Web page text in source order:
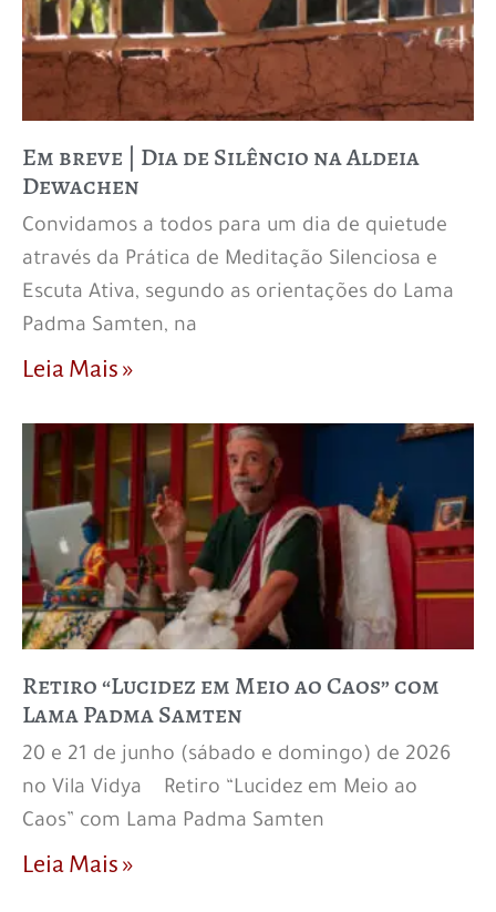
Em breve | Dia de Silêncio na Aldeia
Dewachen
Convidamos a todos para um dia de quietude
através da Prática de Meditação Silenciosa e
Escuta Ativa, segundo as orientações do Lama
Padma Samten, na
Leia Mais »
Retiro “Lucidez em Meio ao Caos” com
Lama Padma Samten
20 e 21 de junho (sábado e domingo) de 2026
no Vila Vidya Retiro “Lucidez em Meio ao
Caos” com Lama Padma Samten
Leia Mais »